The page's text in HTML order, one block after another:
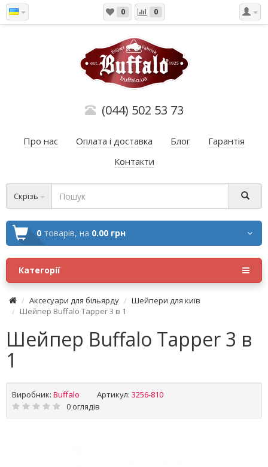
0 0
(044) 502 53 73
Про нас Оплата і доставка Блог
Гарантія
Контакти
Скрізь
0 товарів, на 0.00 грн
Категорії
Аксесуари для більярду
Шейпери для київ
Шейпер Buffalo Tapper 3 в 1
Шейпер Buffalo Tapper 3 в
1
Виробник: Buffalo Артикул: 3256-810
0 оглядів